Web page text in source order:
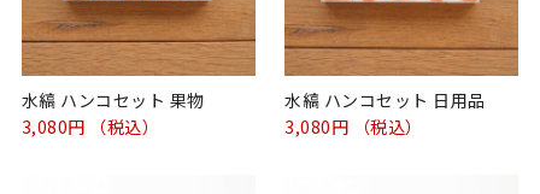
水縞 ハンコセット 果物
3,080円 （税込）
水縞 ハンコセット 日用品
3,080円 （税込）